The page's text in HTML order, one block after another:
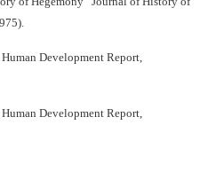
Development Report,
Development Report,